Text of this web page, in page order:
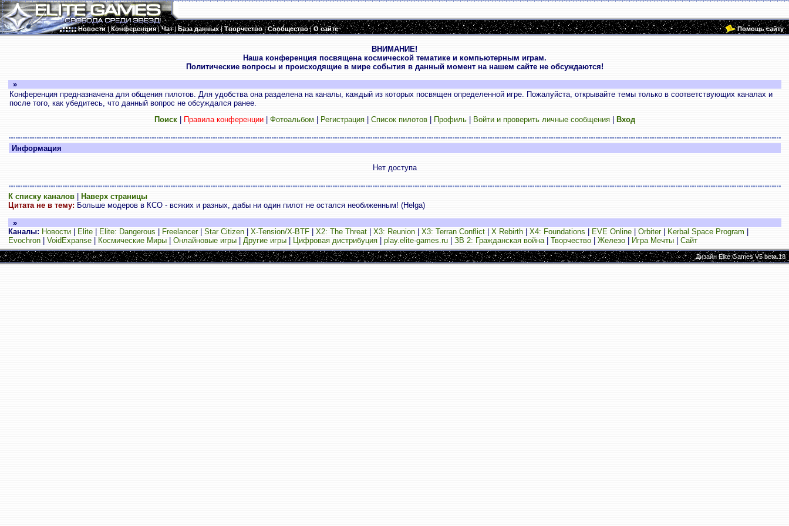
Новости|Конференция|Чат|База данных|Творчество|Сообщество|О сайте Помощь сайту
ВНИМАНИЕ!
Наша конференция посвящена космической тематике и компьютерным играм.
Политические вопросы и происходящие в мире события в данный момент на нашем сайте не обсуждаются!
»
Конференция предназначена для общения пилотов. Для удобства она разделена на каналы, каждый из которых посвящен определенной игре. Пожалуйста, открывайте темы только в соответствующих каналах и
после того, как убедитесь, что данный вопрос не обсуждался ранее.
Поиск| Правила конференции| Фотоальбом Регистрация| Список пилотов| Профиль| Войти и проверить личные сообщения| Вход
Информация
Нет доступа
К списку каналов|
Наверх страницы
Цитата не в тему:Больше модеров в КСО - всяких и разных, дабы ни один пилот не остался необиженным! (Helga)
»
Каналы: Новости| Elite| Elite: Dangerous Freelancer| Star Citizen| X-Tension/X-BTF| X2: The Threat| X3: Reunion| X3: Terran Conflict| X Rebirth| X4: Foundations EVE Online| Orbiter| Kerbal Space Program
Evochron| VoidExpanse| Космические Миры| Онлайновые игры| Другие игры| Цифровая дистрибуция| play.elite-games.ru| ЗВ 2: Гражданская война| Творчество| Железо| Игра Мечты| Сайт
Дизайн Elite Games V5 beta.18